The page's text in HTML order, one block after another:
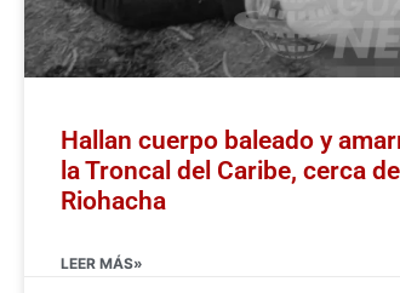
Hallan cuerpo baleado y
la Troncal del Caribe, cerca de
Riohacha
LEER MÁS»